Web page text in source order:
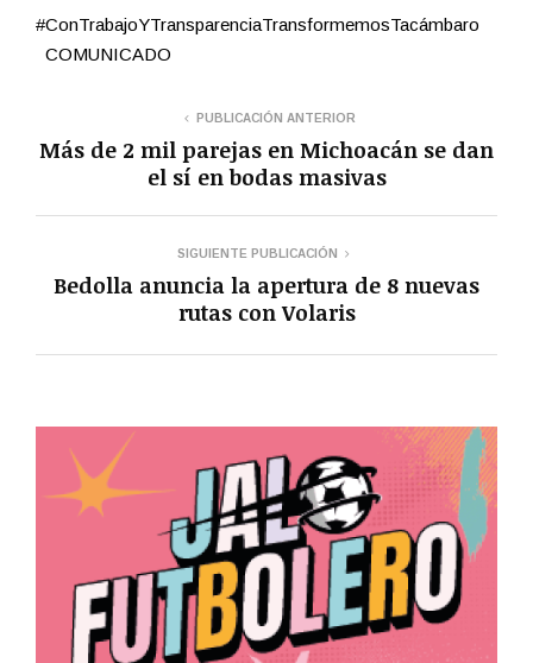
#ConTrabajoYTransparenciaTransformemosTacámbaro
COMUNICADO
PUBLICACIÓN ANTERIOR
Más de 2 mil parejas en Michoacán se dan
el sí en bodas masivas
SIGUIENTE PUBLICACIÓN
Bedolla anuncia la apertura de 8 nuevas
rutas con Volaris